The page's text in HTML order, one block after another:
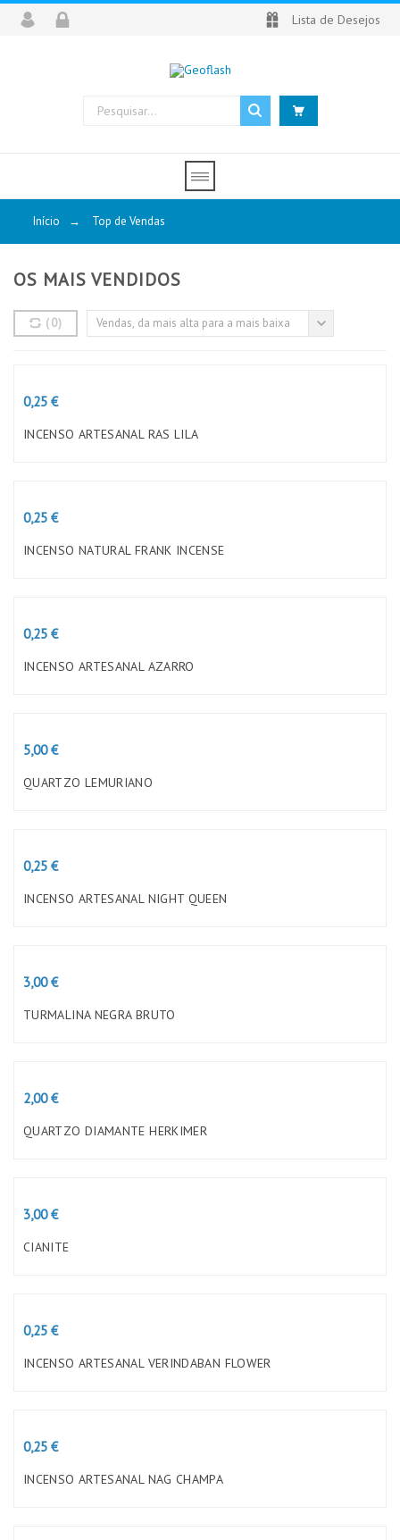
Lista de Desejos
Início → Top de Vendas
OS MAIS VENDIDOS
(0) Vendas, da mais alta para a mais baixa
Preço
0,25 €
INCENSO ARTESANAL RAS LILA
Preço
0,25 €
INCENSO NATURAL FRANK INCENSE
Preço
0,25 €
INCENSO ARTESANAL AZARRO
Preço
5,00 €
QUARTZO LEMURIANO
Preço
0,25 €
INCENSO ARTESANAL NIGHT QUEEN
Preço
3,00 €
TURMALINA NEGRA BRUTO
Preço
2,00 €
QUARTZO DIAMANTE HERKIMER
Preço
3,00 €
CIANITE
Preço
0,25 €
INCENSO ARTESANAL VERINDABAN FLOWER
Preço
0,25 €
INCENSO ARTESANAL NAG CHAMPA